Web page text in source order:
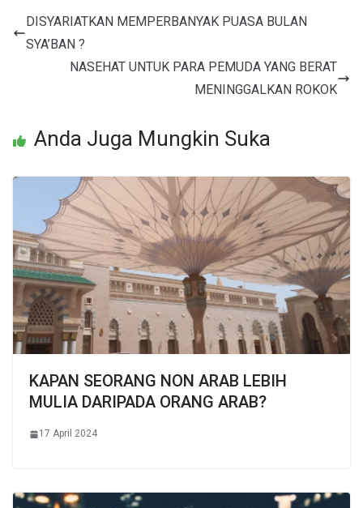
DISYARIATKAN MEMPERBANYAK PUASA BULAN
SYA’BAN ?
NASEHAT UNTUK PARA PEMUDA YANG BERAT
MENINGGALKAN ROKOK
Anda Juga Mungkin Suka
KAPAN SEORANG NON ARAB LEBIH
MULIA DARIPADA ORANG ARAB?
17 April 2024